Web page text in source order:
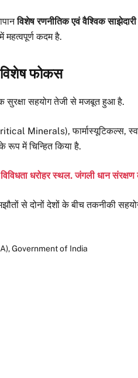
विशेष रणनीतिक एवं वैश्विक
महत्वपूर्ण कदम है.
विशेष फोकस
सुरक्षा सहयोग तेजी से मजबूत हुआ है.
Minerals), फार्मास्यूटिकल्स,
रूप में चिन्हित किया है.
धरोहर स्थल. जंगली धान संरक्षण
से दोनों देशों के बीच तकनीकी
Government of India